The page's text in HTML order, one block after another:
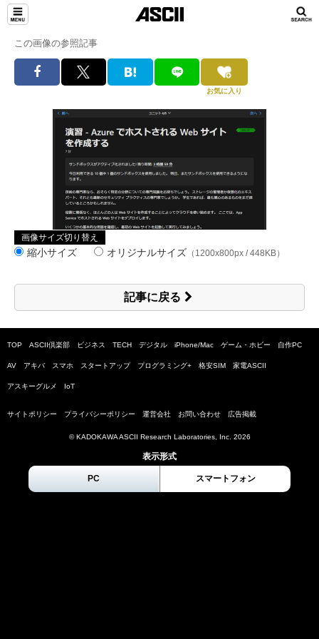
この画像の参照記事
お気に入り
画像サイズ切り替え
縮小サイズ オリジナルサイズ （1200x800px / 448KB）
記事に戻る
TOP ASCII倶楽部 ビジネス TECH デジタル iPhone/Mac ゲーム・ホビー 自作PC
AV アキバ スマホ スタートアップ プログラミング+ 格安SIM 家電ASCII
アスキーグルメ IoT
サイトポリシー プライバシーポリシー 運営会社 お問い合わせ 広告掲載
© KADOKAWA ASCII Research Laboratories, Inc. 2026
表示形式
PC スマートフォン